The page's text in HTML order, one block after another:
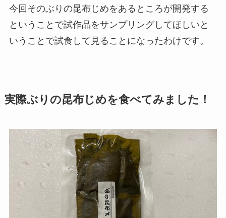
今回そのぶりの昆布じめをあるところが開発する
ということで試作品をサンプリングしてほしいと
いうことで試食して見ることになったわけです。
実際ぶりの昆布じめを食べてみました！